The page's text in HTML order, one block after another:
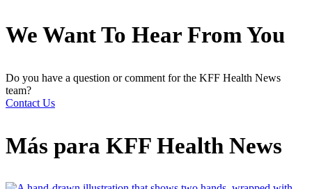
We Want To Hear From You
Do you have a question or comment for the KFF Health News
team?
Contact Us
Más para KFF Health News